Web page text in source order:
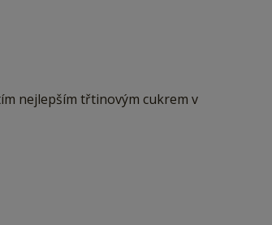
nejlepším třtinovým cukrem v